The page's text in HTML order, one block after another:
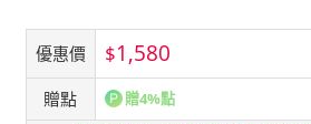
優惠價 $1,580
贈點 贈4%點